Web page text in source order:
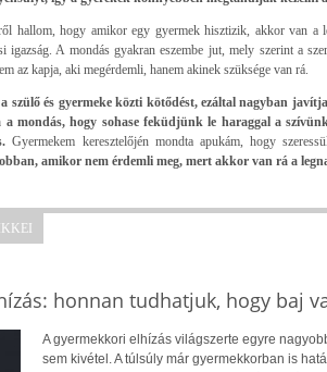
hallom, hogy amikor egy gyermek hisztizik, akkor van a
igazság. A mondás gyakran eszembe jut, mely szerint a
az kapja, aki megérdemli, hanem akinek szüksége van rá.
a szülő és gyermeke közti kötődést, ezáltal nagyban
mondás, hogy sohase feküdjünk le haraggal a
Gyermekem keresztelőjén mondta apukám, hogy
amikor nem érdemli meg, mert akkor van rá a
honnan tudhatjuk, hogy baj
A gyermekkori elhízás világszerte egyre
sem kivétel. A túlsúly már gyermekkorban is